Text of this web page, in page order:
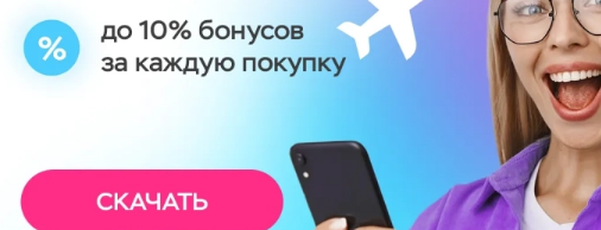
экипировки (очки и